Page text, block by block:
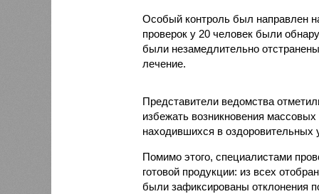
Особый контроль был направлен
проверок у 20 человек были
были незамедлительно
лечение.
Представители ведомства
избежать возникновения
находившихся в оздоровительных
Помимо этого, специалистами
готовой продукции: из всех
были зафиксированы отклонения